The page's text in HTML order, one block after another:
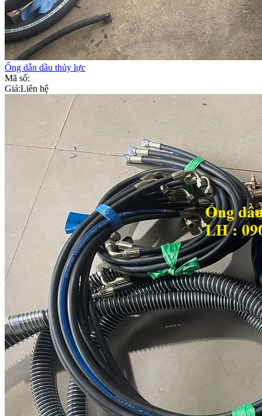
Ống dẫn dầu thủy lực
Mã số:
Giá:Liên hệ